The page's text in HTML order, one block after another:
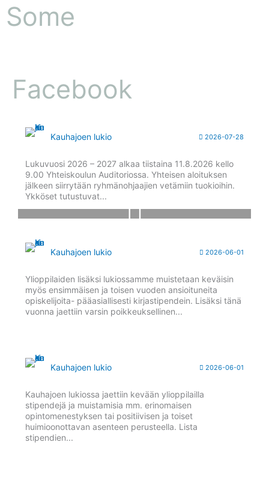
Some
Facebook
Kauhajoen lukio 2026-07-28
Lukuvuosi 2026 – 2027 alkaa tiistaina 11.8.2026 kello
9.00 Yhteiskoulun Auditoriossa. Yhteisen aloituksen
jälkeen siirrytään ryhmänohjaajien vetämiin tuokioihin.
Ykköset tutustuvat...
Kauhajoen lukio 2026-06-01
Ylioppilaiden lisäksi lukiossamme muistetaan keväisin
myös ensimmäisen ja toisen vuoden ansioituneita
opiskelijoita- pääasiallisesti kirjastipendein. Lisäksi tänä
vuonna jaettiin varsin poikkeuksellinen...
Kauhajoen lukio 2026-06-01
Kauhajoen lukiossa jaettiin kevään ylioppilailla
stipendejä ja muistamisia mm. erinomaisen
opintomenestyksen tai positiivisen ja toiset
huimioonottavan asenteen perusteella. Lista
stipendien...